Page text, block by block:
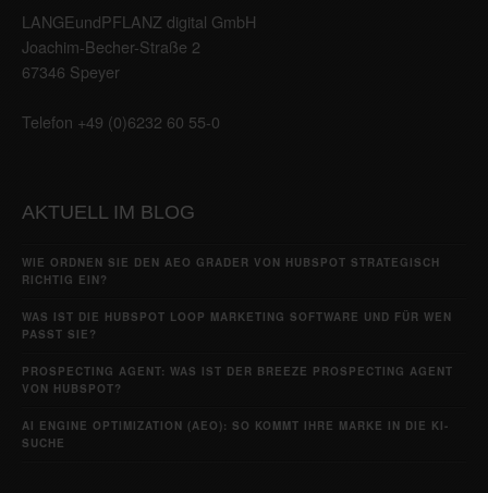
LANGEundPFLANZ digital GmbH
Joachim-Becher-Straße 2
67346 Speyer
Telefon +49 (0)6232 60 55-0
AKTUELL IM BLOG
WIE ORDNEN SIE DEN AEO GRADER VON HUBSPOT STRATEGISCH
RICHTIG EIN?
WAS IST DIE HUBSPOT LOOP MARKETING SOFTWARE UND FÜR WEN
PASST SIE?
PROSPECTING AGENT: WAS IST DER BREEZE PROSPECTING AGENT
VON HUBSPOT?
AI ENGINE OPTIMIZATION (AEO): SO KOMMT IHRE MARKE IN DIE KI-
SUCHE